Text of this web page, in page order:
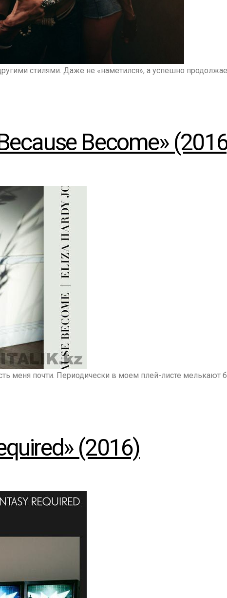
стилями. Даже не «наметился», а успешно
Become»
меня почти. Периодически в моем плей-листе мелькают
(2016)